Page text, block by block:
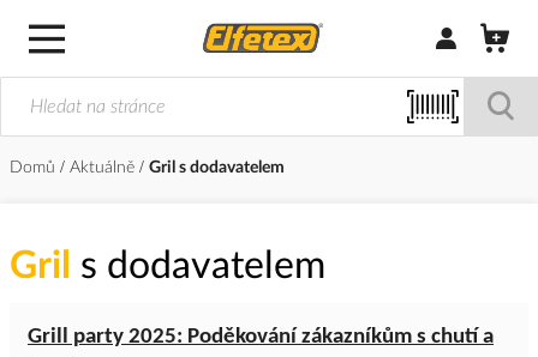
Přihlásit/
Domů Aktuálně Gril s dodavatelem
Gril s dodavatelem
Grill party 2025: Poděkování zákazníkům s chutí a